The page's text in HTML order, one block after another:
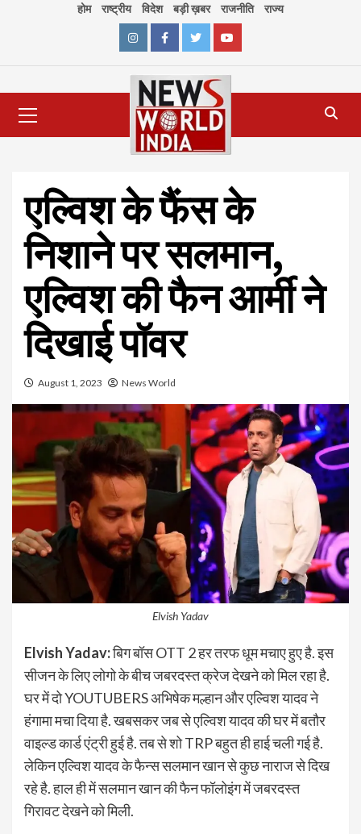
होम राष्ट्रीय विदेश बड़ी ख़बर राजनीति राज्य
InstagramFacebookTwitterYoutube
Menu
एल्विश के फैंस के
निशाने पर सलमान,
एल्विश की फैन आर्मी ने
दिखाई पॉवर
August 1, 2023 News World
Elvish Yadav
Elvish Yadav:बिग बॉस OTT 2 हर तरफ धूम मचाए हुए है. इस
सीजन के लिए लोगो के बीच जबरदस्त क्रेज देखने को मिल रहा है.
घर में दो YOUTUBERS अभिषेक मल्हान और एल्विश यादव ने
हंगामा मचा दिया है. खबसकर जब से एल्विश यादव की घर में बतौर
वाइल्ड कार्ड एंट्री हुई है. तब से शो TRP बहुत ही हाई चली गई है.
लेकिन एल्विश यादव के फैन्स सलमान खान से कुछ नाराज से दिख
रहे है. हाल ही में सलमान खान की फैन फॉलोइंग में जबरदस्त
गिरावट देखने को मिली.